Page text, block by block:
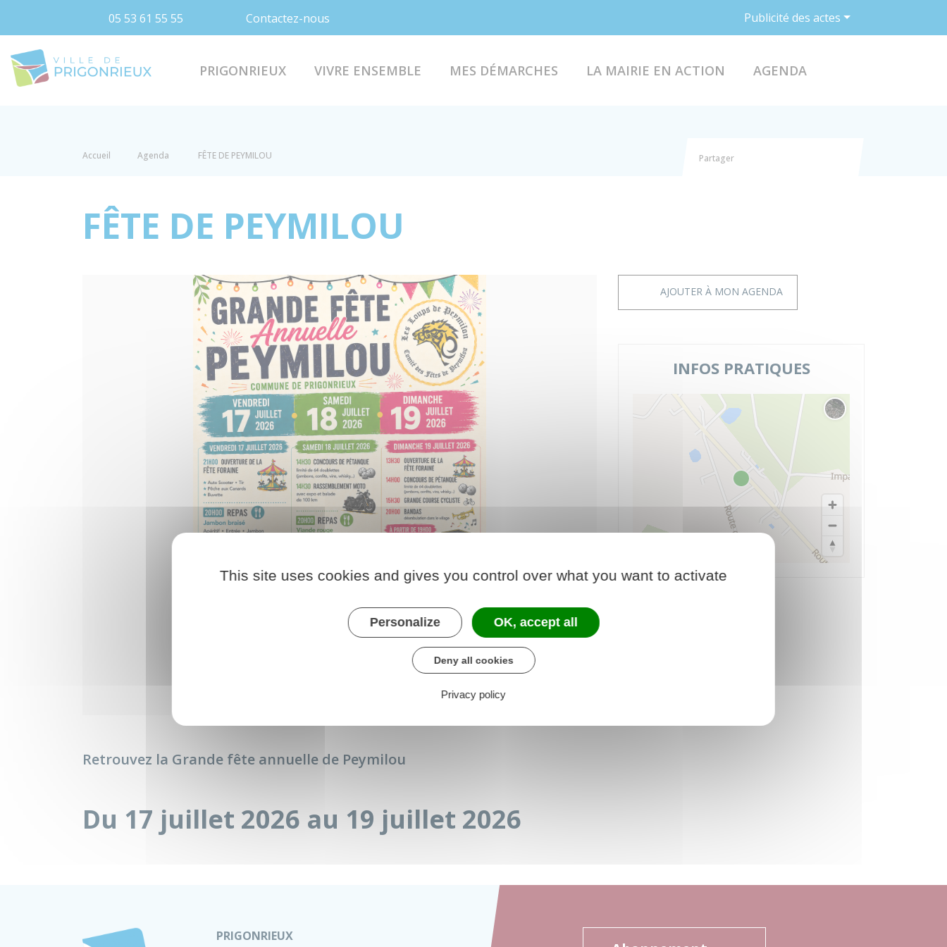
05 53 61 55 55 Contactez-nous Publicité des actes
PRIGONRIEUX VIVRE ENSEMBLE MES DÉMARCHES LA MAIRIE EN ACTION AGENDA
Accueil Agenda FÊTE DE PEYMILOU Partager
FÊTE DE PEYMILOU
Retrouvez la Grande fête annuelle de Peymilou
Du 17 juillet 2026 au 19 juillet 2026
AJOUTER À MON AGENDA
INFOS PRATIQUES
Changer le fond de carte
PRIGONRIEUX
This site uses cookies and gives you control over what you want to activate
Personalize OK, accept all
Deny all cookies
Privacy policy